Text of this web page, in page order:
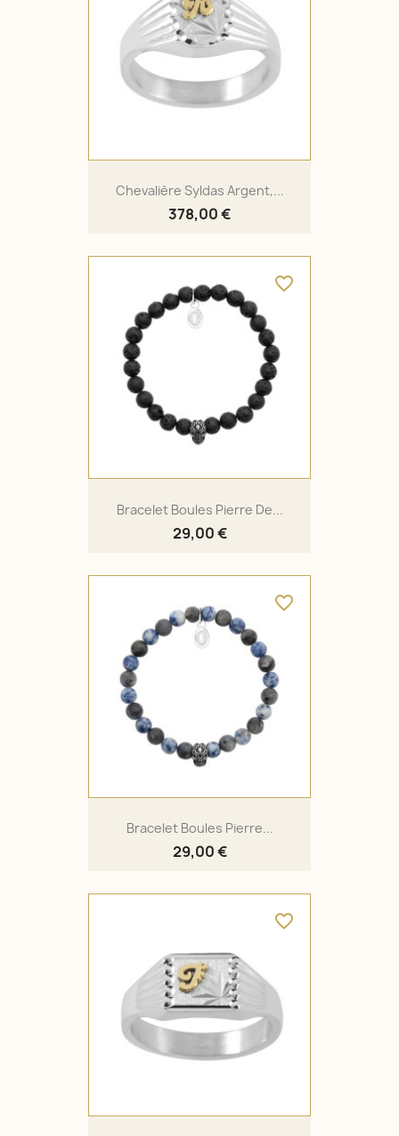
Chevalière Syldas Argent,...
378,00 €
Bracelet Boules Pierre De...
29,00 €
favorite_border
Bracelet Boules Pierre...
29,00 €
favorite_border
favorite_border